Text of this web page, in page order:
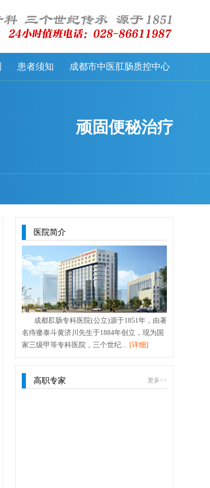
患者须知 成都市中医肛肠质控中心
顽固便秘治疗
医院简介
成都肛肠专科医院(公立)源于1851年，由著
名痔瘘泰斗黄济川先生于1884年创立，现为国
家三级甲等专科医院，三个世纪...
[详细]
高职专家 更多>>